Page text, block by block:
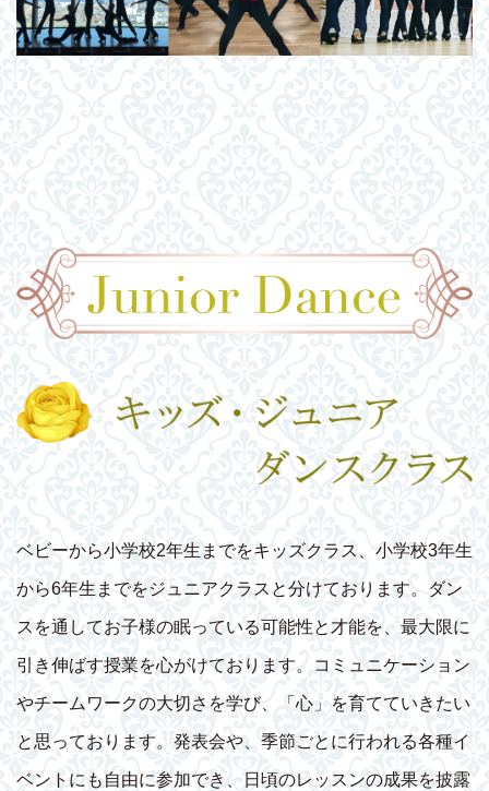
ベビーから小学校2年生までをキッズクラス、小学校3年生
から6年生までをジュニアクラスと分けております。ダン
スを通してお子様の眠っている可能性と才能を、最大限に
引き伸ばす授業を心がけております。コミュニケーション
やチームワークの大切さを学び、「心」を育てていきたい
と思っております。発表会や、季節ごとに行われる各種イ
ベントにも自由に参加でき、日頃のレッスンの成果を披露